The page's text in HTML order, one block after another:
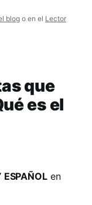
blog o en el Lector
que
es el
ESPAÑOLen